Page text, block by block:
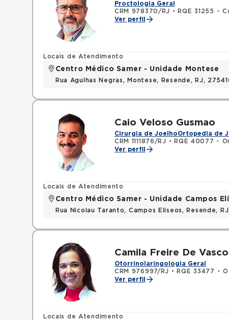
Proctologia Geral
CRM 978370/RJ • RQE 31255 -
Ver perfil
Locais de Atendimento
Centro Médico Samer - Unidade Montese
Rua Agulhas Negras, Montese, Resende, RJ,
Caio Veloso Gusmao
Cirurgia de JoelhoOrtopedia de
CRM 1111876/RJ •
RQE 40077 -
Ver perfil
Locais de Atendimento
Centro Médico Samer - Unidade Campos
Rua Nicolau Taranto, Campos Eliseos, Resende,
Camila Freire De
Otorrinolaringologia Geral
CRM 976997/RJ •
RQE 33477 -
Ver perfil
Locais de Atendimento